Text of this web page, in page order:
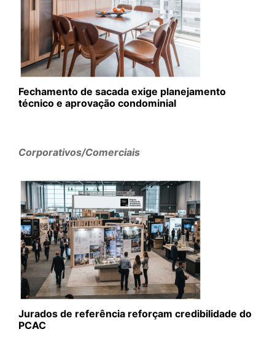
Fechamento de sacada exige planejamento
técnico e aprovação condominial
Corporativos/Comerciais
Jurados de referência reforçam credibilidade do
PCAC